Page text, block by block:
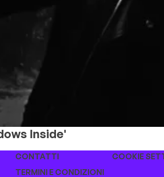
Inside'
CONTATTI
COOKIE
TERMINI E CONDIZIONI